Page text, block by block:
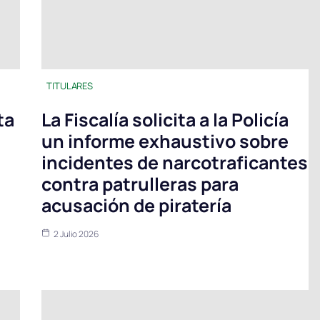
TITULARES
La Fiscalía solicita a la Policía
un informe exhaustivo sobre
incidentes de narcotraficantes
contra patrulleras para
acusación de piratería
2 Julio 2026